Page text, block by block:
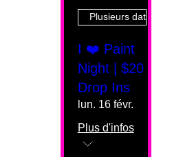
Plusieurs dates
I ❤️ Paint
Night | $20
Drop Ins
lun. 16 févr.
Plus d'infos